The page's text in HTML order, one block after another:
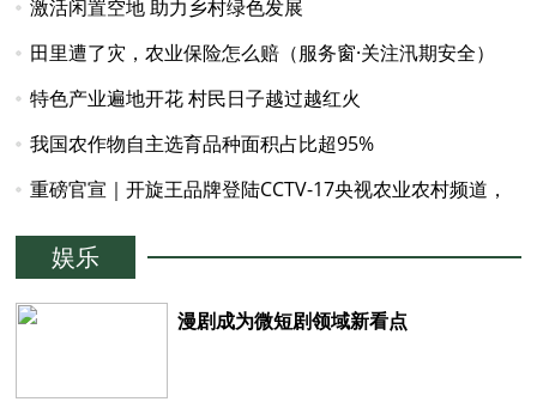
力激活闲置空地 助力乡村绿色发展
田里遭了灾，农业保险怎么赔（服务窗·关注汛期安全）
特色产业遍地开花 村民日子越过越红火
我国农作物自主选育品种面积占比超95%
重磅官宣｜开旋王品牌登陆CCTV-17央视农业农村频道，
匠心农机亮相国家级三农平台
娱乐
漫剧成为微短剧领域新看点